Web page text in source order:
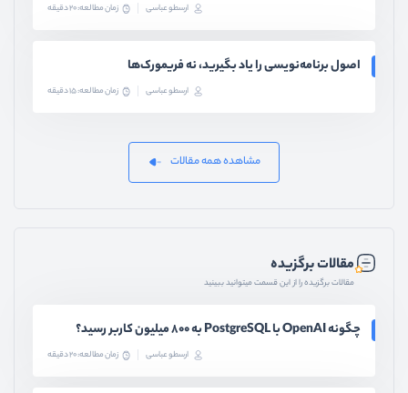
ارسطو عباسی زمان مطالعه: 20 دقیقه
اصول برنامه‌نویسی را یاد بگیرید، نه فریمورک‌ها
ارسطو عباسی زمان مطالعه: 15 دقیقه
مشاهده همه مقالات
مقالات برگزیده
مقالات برگزیده را از این قسمت میتوانید ببینید
چگونه OpenAI با PostgreSQL به ۸۰۰ میلیون کاربر رسید؟
ارسطو عباسی زمان مطالعه: 20 دقیقه